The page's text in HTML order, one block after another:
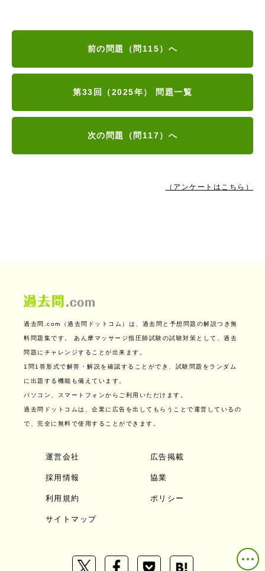
前の問題（問115）へ
第33回（2025年） 問題一覧
次の問題（問117）へ
（アンケートはこちら）
過去問.com（過去問ドットコム）は、過去問と予想問題の解説つき無
料問題集です。 あん摩マッサージ指圧師試験の試験対策として、過去
問題にチャレンジすることが出来ます。
1問1答形式で解答・解説を確認することができ、試験問題をランダム
に出題する機能も備えています。
パソコン、スマートフォンからご利用いただけます。
過去問ドットコムは、企業に広告を出してもらうことで運営しているの
で、完全に無料で使用することができます。
運営会社 広告掲載
採用情報 協業
利用規約 ポリシー
サイトマップ